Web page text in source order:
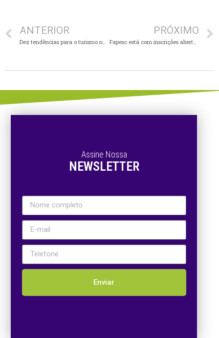
ANTERIOR
Dez tendências para o turismo no Vale Europeu em 2021
PRÓXIMO
Fapesc está com inscrições abertas para 27 bolsas de pesquisa e inovação em órgãos públicos de SC
Assine Nossa
NEWSLETTER
Enviar